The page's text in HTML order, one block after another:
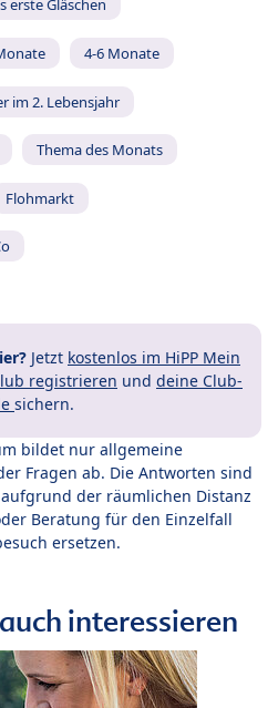
erste Gläschen
4-6 Monate
im 2. Lebensjahr
Thema des Monats
Flohmarkt
Jetzt kostenlos im HiPP Mein
registrieren und deine Club-
sichern.
bildet nur allgemeine
Fragen ab. Die Antworten sind
der räumlichen Distanz
Beratung für den Einzelfall
ersetzen.
interessieren